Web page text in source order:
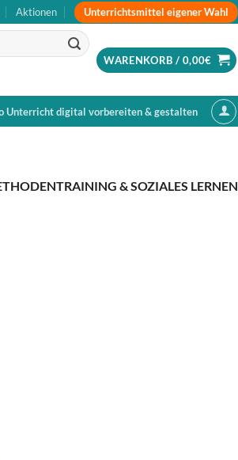
Aktionen Unterrichtsmittel eigener Wahl
WARENKORB / 0,00€
Unterricht digital vorbereiten & gestalten
& SOZIALES LERNEN